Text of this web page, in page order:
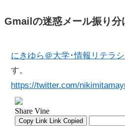
Gmailの迷惑メール振り分
にきゆら＠大学･情報リテラ
す。
https://twitter.com/